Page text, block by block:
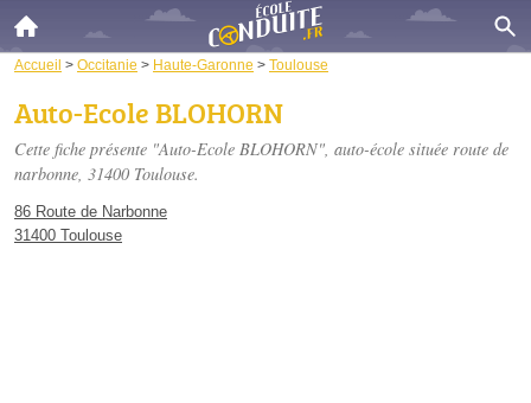
Accueil > Occitanie > Haute-Garonne > Toulouse
Auto-Ecole BLOHORN
Cette fiche présente "Auto-Ecole BLOHORN", auto-école située route de
narbonne, 31400 Toulouse.
86 Route de Narbonne
31400 Toulouse